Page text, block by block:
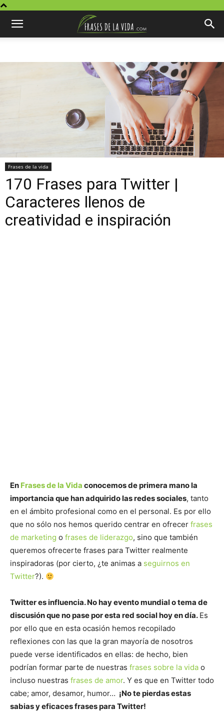
Frases de la vida
170 Frases para Twitter |
Caracteres llenos de
creatividad e inspiración
En Frases de la Vida conocemos de primera mano la
importancia que han adquirido las redes sociales, tanto
en el ámbito profesional como en el personal. Es por ello
que no sólo nos hemos querido centrar en ofrecer frases
de marketing o frases de liderazgo, sino que también
queremos ofrecerte frases para Twitter realmente
inspiradoras (por cierto, ¿te animas a seguirnos en
Twitter?).
Twitter es influencia. No hay evento mundial o tema de
discusión que no pase por esta red social hoy en día. Es
por ello que en esta ocasión hemos recopilado
reflexiones con las que la gran mayoría de nosotros
puede verse identificados en ellas: de hecho, bien
podrían formar parte de nuestras frases sobre la vida o
incluso nuestras frases de amor. Y es que en Twitter todo
cabe; amor, desamor, humor… ¡No te pierdas estas
sabias y eficaces frases para Twitter!